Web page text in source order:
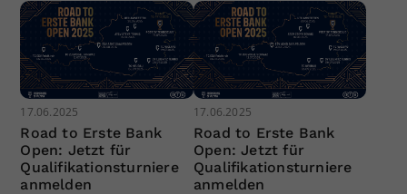
17.06.2025
Road to Erste Bank
Open: Jetzt für
Qualifikationsturniere
anmelden
17.06.2025
Road to Erste Bank
Open: Jetzt für
Qualifikationsturniere
anmelden